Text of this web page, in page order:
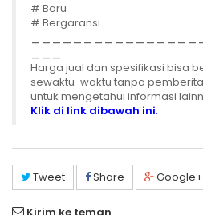
# Baru
# Bergaransi
Harga jual dan spesifikasi bisa
sewaktu-waktu tanpa
untuk mengetahui informasi
Klik di link dibawah ini.
Tweet Share Google+